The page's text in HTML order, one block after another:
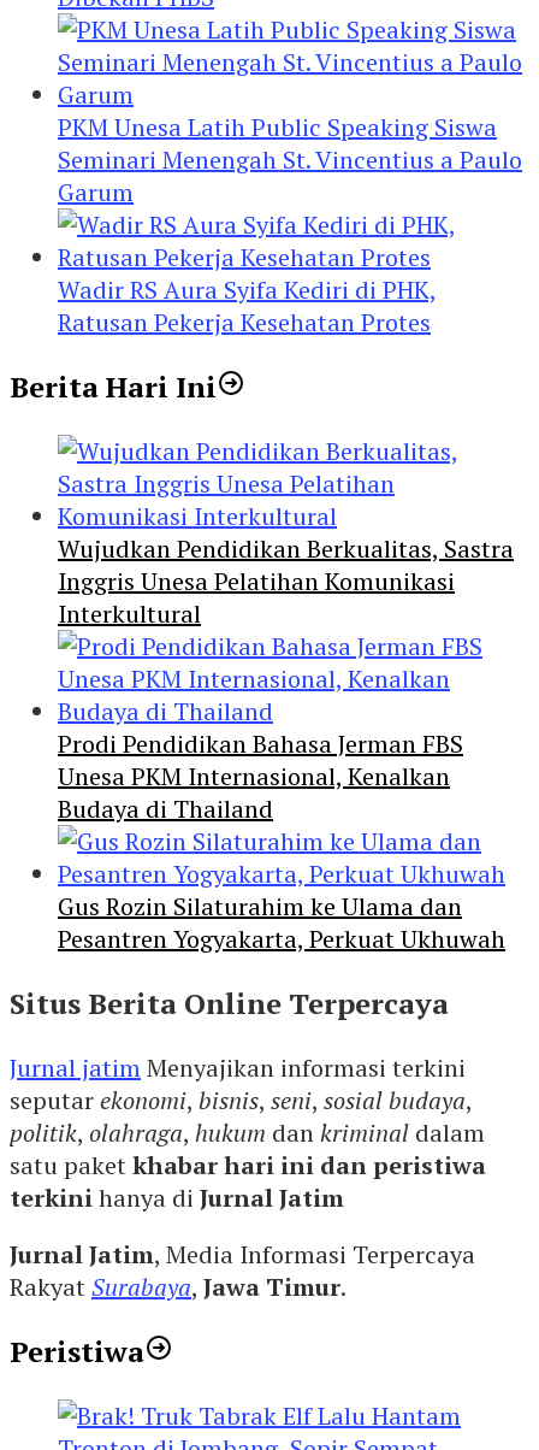
PKM Unesa Latih Public Speaking Siswa
Seminari Menengah St. Vincentius a Paulo
Garum
Wadir RS Aura Syifa Kediri di PHK,
Ratusan Pekerja Kesehatan Protes
Berita Hari Ini
Wujudkan Pendidikan Berkualitas, Sastra
Inggris Unesa Pelatihan Komunikasi
Interkultural
Prodi Pendidikan Bahasa Jerman FBS
Unesa PKM Internasional, Kenalkan
Budaya di Thailand
Gus Rozin Silaturahim ke Ulama dan
Pesantren Yogyakarta, Perkuat Ukhuwah
Situs Berita Online Terpercaya
Jurnal jatimMenyajikan informasi terkini
seputarekonomi, bisnis, seni, sosial budaya,
politik, olahraga, hukum dankriminal dalam
satu paketkhabar hari ini dan peristiwa
terkinihanya di Jurnal Jatim
Jurnal Jatim, Media Informasi Terpercaya
RakyatSurabaya, Jawa Timur.
Peristiwa